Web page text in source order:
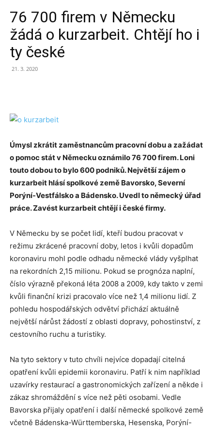
76 700 firem v Německu
žádá o kurzarbeit. Chtějí ho i
ty české
21. 3. 2020
Úmysl zkrátit zaměstnancům pracovní dobu a zažádat
o pomoc stát v Německu oznámilo 76 700 firem. Loni
touto dobou to bylo 600 podniků. Největší zájem o
kurzarbeit hlásí spolkové země Bavorsko, Severní
Porýní-Vestfálsko a Bádensko. Uvedl to německý úřad
práce. Zavést kurzarbeit chtějí i české firmy.
V Německu by se počet lidí, kteří budou pracovat v
režimu zkrácené pracovní doby, letos i kvůli dopadům
koronaviru mohl podle odhadu německé vlády vyšplhat
na rekordních 2,15 milionu. Pokud se prognóza naplní,
číslo výrazně překoná léta 2008 a 2009, kdy takto v zemi
kvůli finanční krizi pracovalo více než 1,4 milionu lidí. Z
pohledu hospodářských odvětví přichází aktuálně
největší nárůst žádostí z oblasti dopravy, pohostinství, z
cestovního ruchu a turistiky.
Na tyto sektory v tuto chvíli nejvíce dopadají citelná
opatření kvůli epidemii koronaviru. Patří k nim například
uzavírky restaurací a gastronomických zařízení a někde i
zákaz shromáždění s více než pěti osobami. Vedle
Bavorska přijaly opatření i další německé spolkové země
včetně Bádenska-Württemberska, Hesenska, Porýní-